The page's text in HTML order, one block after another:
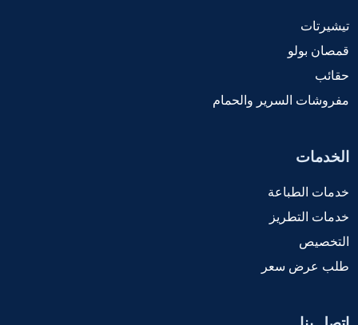
تيشيرتات
قمصان بولو
حقائب
مفروشات السرير والحمام
الخدمات
خدمات الطباعة
خدمات التطريز
التخصيص
طلب عرض سعر